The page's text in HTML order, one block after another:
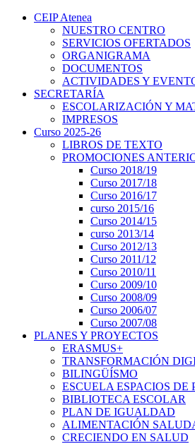
CEIP Atenea
NUESTRO CENTRO
SERVICIOS OFERTADOS
ORGANIGRAMA
DOCUMENTOS
ACTIVIDADES Y
SECRETARÍA
ESCOLARIZACIÓN Y
IMPRESOS
Curso 2025-26
LIBROS DE TEXTO
PROMOCIONES
Curso 2018/19
Curso 2017/18
Curso 2016/17
curso 2015/16
Curso 2014/15
curso 2013/14
Curso 2012/13
Curso 2011/12
Curso 2010/11
Curso 2009/10
Curso 2008/09
Curso 2006/07
Curso 2007/08
PLANES Y PROYECTOS
ERASMUS+
TRANSFORMACIÓN
BILINGÜÍSMO
ESCUELA ESPACIOS DE
BIBLIOTECA ESCOLAR
PLAN DE IGUALDAD
ALIMENTACIÓN
CRECIENDO EN SALUD